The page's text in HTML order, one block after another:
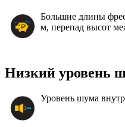
Большие длины
м, перепад высот
Низкий уровень
Уровень шума